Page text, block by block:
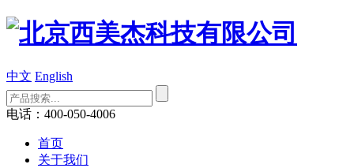
中文 English
电话：400-050-4006
首页
关于我们